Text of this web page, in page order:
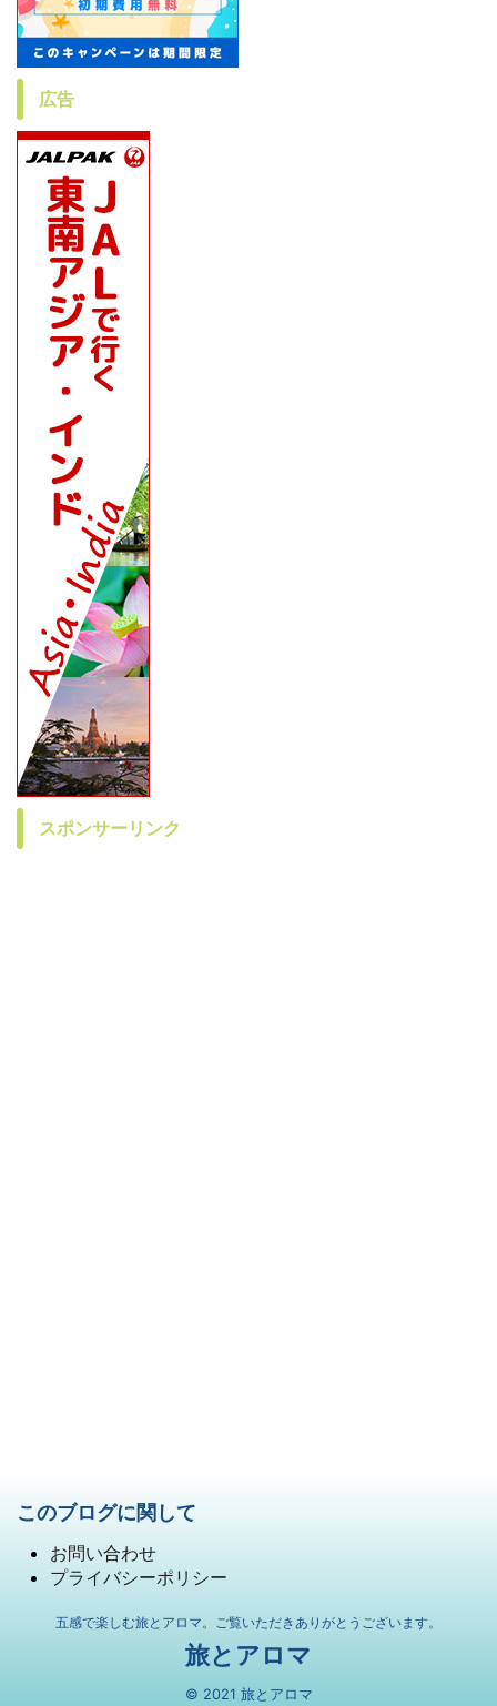
広告
スポンサーリンク
このブログに関して
お問い合わせ
プライバシーポリシー
五感で楽しむ旅とアロマ。ご覧いただきありがとうございます。
旅とアロマ
© 2021 旅とアロマ